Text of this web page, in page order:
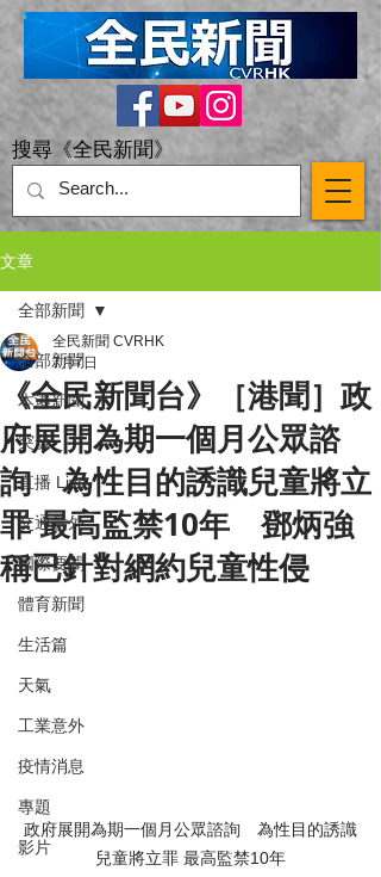
搜尋《全民新聞》
文章
全部新聞
本港新聞
突發
直播 Live
交通意外
國際要聞
體育新聞
生活篇
天氣
工業意外
疫情消息
專題
影片
全部新聞
《全民新聞台》［港聞］政
府展開為期一個月公眾諮
詢 為性目的誘識兒童將立
罪 最高監禁10年 鄧炳強
稱已針對網約兒童性侵
全民新聞 CVRHK
7月7日
政府展開為期一個月公眾諮詢　為性目的誘識
兒童將立罪 最高監禁10年